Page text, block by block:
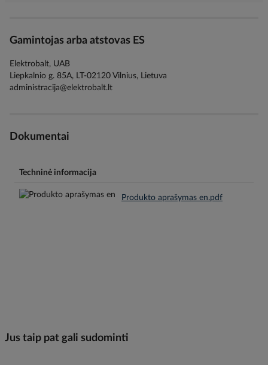
Gamintojas arba atstovas ES
Elektrobalt, UAB
Liepkalnio g. 85A, LT-02120 Vilnius, Lietuva
administracija@elektrobalt.lt
Dokumentai
Techninė informacija
Produkto aprašymas en.pdf
Jus taip pat gali sudominti